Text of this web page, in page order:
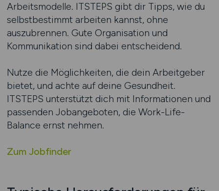
Arbeitsmodelle. ITSTEPS gibt dir Tipps, wie du
selbstbestimmt arbeiten kannst, ohne
auszubrennen. Gute Organisation und
Kommunikation sind dabei entscheidend.
Nutze die Möglichkeiten, die dein Arbeitgeber
bietet, und achte auf deine Gesundheit.
ITSTEPS unterstützt dich mit Informationen und
passenden Jobangeboten, die Work-Life-
Balance ernst nehmen.
Zum Jobfinder